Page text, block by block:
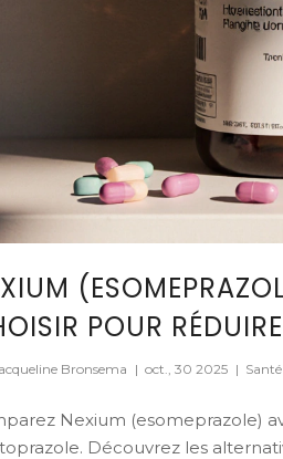
POUR
Bronsema | oct., 30 2025 |
Nexium (esomeprazole)
Découvrez les